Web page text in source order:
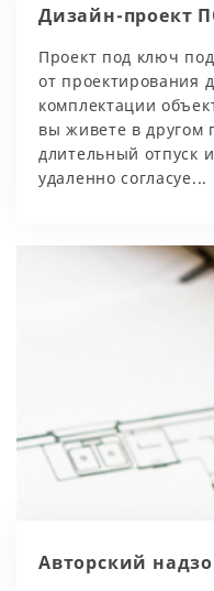
Дизайн-проект
Проект под ключ
от проектирования
комплектации
вы живете в другом
длительный отпуск
удаленно согласуе...
Авторский